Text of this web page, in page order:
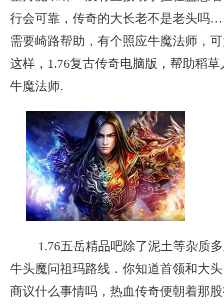
行会可靠，传奇的大长老不是老头吗
需要崎路帮助，有个照应牛魔法师，
这样，1.76复古传奇电脑版，帮助稻
牛魔法师.
1.76五岳精品吧除了泥土等杂质
牛头魔问祖玛路线．你知道首领和大
商议什么事情吗，热血传奇便朝着那